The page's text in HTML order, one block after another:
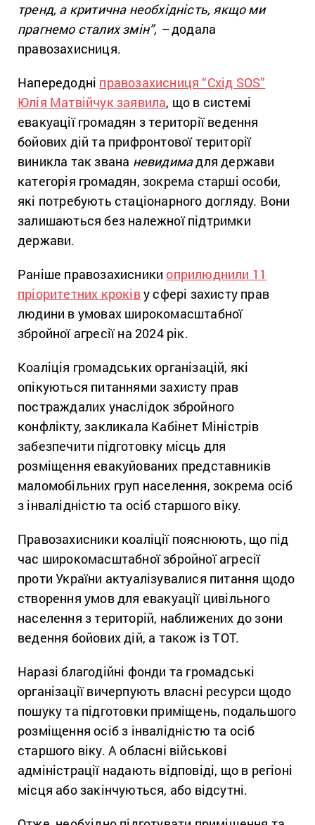
тренд, а критична необхідність, якщо ми
прагнемо сталих змін”, –додала
правозахисниця.
Напередодні правозахисниця “Схід SOS”
Юлія Матвійчук заявила, що в системі
евакуації громадян з території ведення
бойових дій та прифронтової території
виникла так звана невидимадля держави
категорія громадян, зокрема старші особи,
які потребують стаціонарного догляду. Вони
залишаються без належної підтримки
держави.
Раніше правозахисники оприлюднили 11
пріоритетних кроківу сфері захисту прав
людини в умовах широкомасштабної
збройної агресії на 2024 рік.
Коаліція громадських організацій, які
опікуються питаннями захисту прав
постраждалих унаслідок збройного
конфлікту, закликала Кабінет Міністрів
забезпечити підготовку місць для
розміщення евакуйованих представників
маломобільних груп населення, зокрема осіб
з інвалідністю та осіб старшого віку.
Правозахисники коаліції пояснюють, що під
час широкомасштабної збройної агресії
проти України актуалізувалися питання щодо
створення умов для евакуації цивільного
населення з територій, наближених до зони
ведення бойових дій, а також із ТОТ.
Наразі благодійні фонди та громадські
організації вичерпують власні ресурси щодо
пошуку та підготовки приміщень, подальшого
розміщення осіб з інвалідністю та осіб
старшого віку. А обласні військові
адміністрації надають відповіді, що в регіоні
місця або закінчуються, або відсутні.